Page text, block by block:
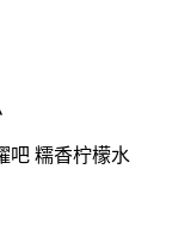
吧 糯香柠檬水